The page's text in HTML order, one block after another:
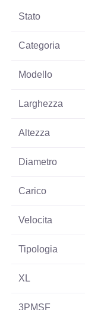
Stato
Categoria
Modello
Larghezza
Altezza
Diametro
Carico
Velocita
Tipologia
XL
3PMSF